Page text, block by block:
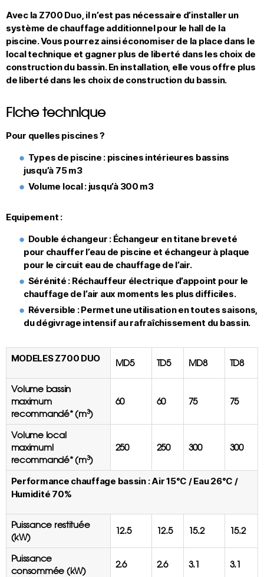
Avec la Z700 Duo, il n’est pas nécessaire d’installer un
système de chauffage additionnel pour le hall de la
piscine. Vous pourrez ainsiéconomiser de la place dans le
local technique et gagner plus de liberté dans les choix de
construction du bassin. En installation, elle vous offre plus
de liberté dans les choix de construction du bassin.
Fiche technique
Pour quelles piscines ?
Types de piscine :piscines intérieures bassins
jusqu’à 75 m3
Volume local :jusqu’à 300 m3
Equipement :
Double échangeur :Échangeur en titane breveté
pour chauffer l’eau de piscine et échangeur à plaque
pour le circuit eau de chauffage de l’air.
Sérénité : Réchauffeur électrique d’appoint pour le
chauffage de l’air aux moments les plus difficiles.
Réversible :Permet une utilisation en toutes saisons,
du dégivrage intensif au rafraîchissement du bassin.
MODELES Z700 DUO MD5 TD5 MD8 TD8
Volume bassin
maximum
recommandé* (m3)
60 60 75 75
Volume local
maximuml
recommandé* (m3)
250 250 300 300
Performance chauffage bassin : Air 15°C / Eau 26°C /
Humidité 70%
Puissance restituée
(kW)
12.5 12.5 15.2 15.2
Puissance
consommée (kW)
2.6 2.6 3.1 3.1